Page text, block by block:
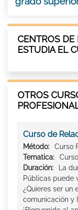
CENTROS
ESTUDIA EL
OTROS
Curso de
Método:
Curso
Tematica:
Duración:
La
Públicas puede
¿Quieres ser un
comunicación y